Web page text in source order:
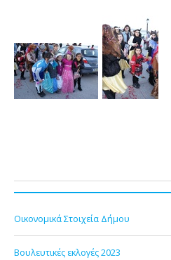
Οικονομικά Στοιχεία Δήμου
Βουλευτικές εκλογές 2023